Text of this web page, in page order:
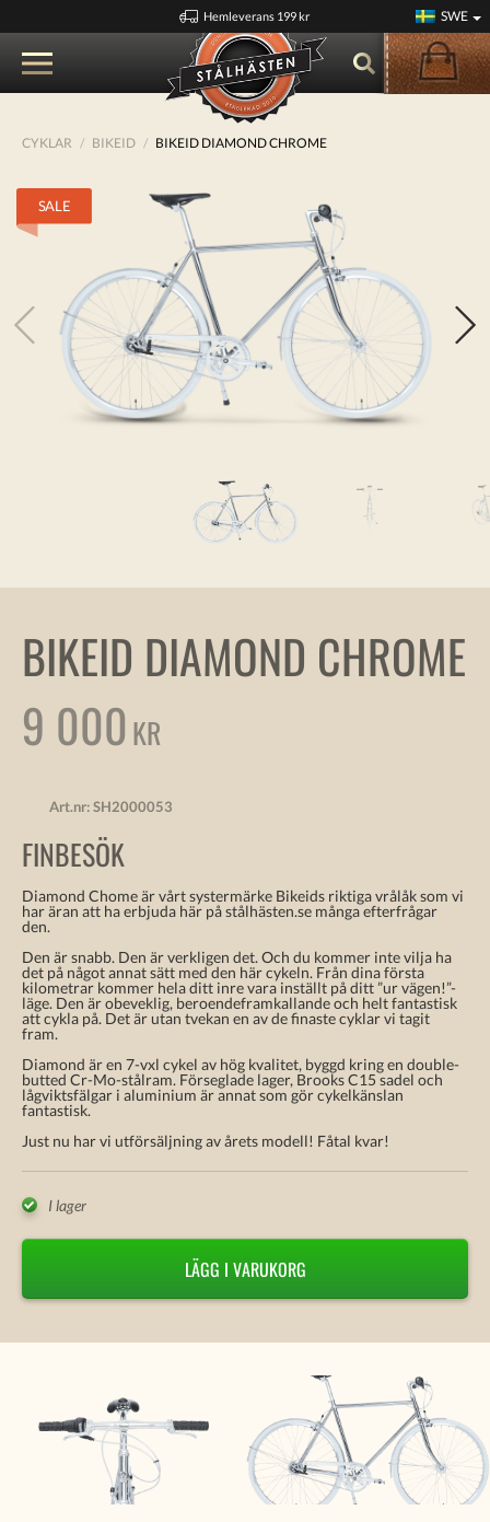
Hemleverans 199 kr SWE
CYKLAR BIKEID BIKEID DIAMOND CHROME
SALE
BIKEID DIAMOND CHROME
9 000 KR
Art.nr:SH2000053
FINBESÖK
Diamond Chome är vårt systermärke Bikeids riktiga vrålåk som vi
har äran att ha erbjuda här på stålhästen.se många efterfrågar
den.
Den är snabb. Den är verkligen det. Och du kommer inte vilja ha
det på något annat sätt med den här cykeln. Från dina första
kilometrar kommer hela ditt inre vara inställt på ditt ”ur vägen!”-
läge. Den är obeveklig, beroendeframkallande och helt fantastisk
att cykla på. Det är utan tvekan en av de finaste cyklar vi tagit
fram.
Diamond är en 7-vxl cykel av hög kvalitet, byggd kring en double-
butted Cr-Mo-stålram. Förseglade lager, Brooks C15 sadel och
lågviktsfälgar i aluminium är annat som gör cykelkänslan
fantastisk.
Just nu har vi utförsäljning av årets modell! Fåtal kvar!
I lager
LÄGG I VARUKORG